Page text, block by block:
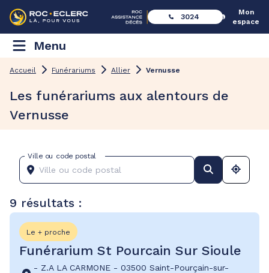
3024
Mon
espace
Menu
Accueil Funérariums Allier Vernusse
Les funérariums aux alentours de
Vernusse
Ville ou code postal
9 résultats :
Le + proche
Funérarium St Pourcain Sur Sioule
- Z.A LA CARMONE - 03500 Saint-Pourçain-sur-